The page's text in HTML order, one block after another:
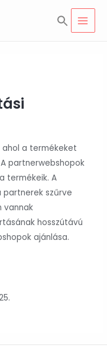
for:
SEARCH BUTTON
ahol a termékeket
partnerwebshopok
termékeik. A
szűrve
vannak
hosszútávú
ajánlása.